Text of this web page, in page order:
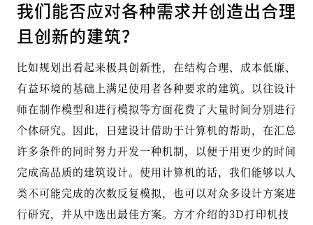
我们能否应对各种需求并创造出合理
且创新的建筑？
比如规划出看起来极具创新性，在结构合理、成本低廉、
有益环境的基础上满足使用者各种要求的建筑。以往设计
师在制作模型和进行模拟等方面花费了大量时间分别进行
个体研究。因此，日建设计借助于计算机的帮助，在汇总
许多条件的同时努力开发一种机制，以便于用更少的时间
完成高品质的建筑设计。使用计算机的话，我们能够以人
类不可能完成的次数反复模拟，也可以对众多设计方案进
行研究，并从中选出最佳方案。方才介绍的3D打印机技